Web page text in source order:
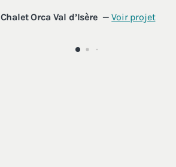
Chalet Orca Val d’Isère —Voir projet